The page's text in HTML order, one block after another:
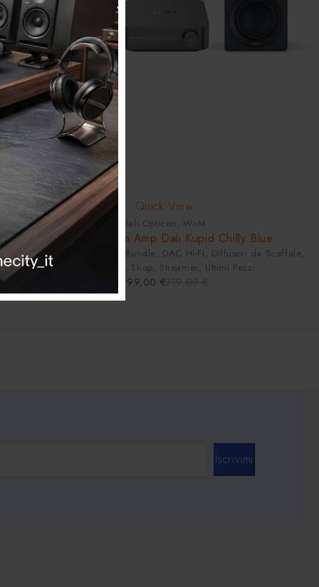
-3%
Quick View
Dali Opticon WiiM
Set Hi-Fi Wiim Amp Dali Kupid Chilly Blue
Amplificatori Integrati Bundle DAC Hi-Fi Diffusori da Scaffale
Shop Streamer Ultimi Pezzi
699,00 €
Iscrivimi